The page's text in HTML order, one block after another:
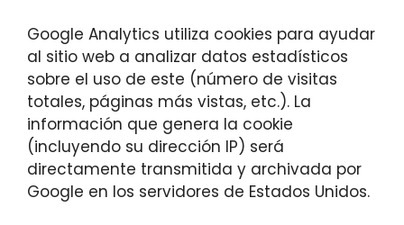
Google Analytics utiliza cookies para ayudar
al sitio web a analizar datos estadísticos
sobre el uso de este (número de visitas
totales, páginas más vistas, etc.). La
información que genera la cookie
(incluyendo su dirección IP) será
directamente transmitida y archivada por
Google en los servidores de Estados Unidos.